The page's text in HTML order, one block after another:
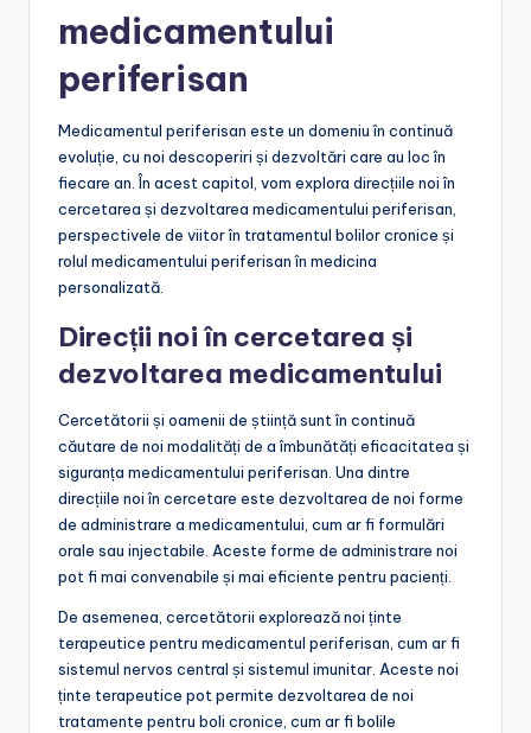
medicamentului
periferisan
Medicamentul periferisan este un domeniu în continuă
evoluție, cu noi descoperiri și dezvoltări care au loc în
fiecare an. În acest capitol, vom explora direcțiile noi în
cercetarea și dezvoltarea medicamentului periferisan,
perspectivele de viitor în tratamentul bolilor cronice și
rolul medicamentului periferisan în medicina
personalizată.
Direcții noi în cercetarea și
dezvoltarea medicamentului
Cercetătorii și oamenii de știință sunt în continuă
căutare de noi modalități de a îmbunătăți eficacitatea și
siguranța medicamentului periferisan. Una dintre
direcțiile noi în cercetare este dezvoltarea de noi forme
de administrare a medicamentului, cum ar fi formulări
orale sau injectabile. Aceste forme de administrare noi
pot fi mai convenabile și mai eficiente pentru pacienți.
De asemenea, cercetătorii explorează noi ținte
terapeutice pentru medicamentul periferisan, cum ar fi
sistemul nervos central și sistemul imunitar. Aceste noi
ținte terapeutice pot permite dezvoltarea de noi
tratamente pentru boli cronice, cum ar fi bolile